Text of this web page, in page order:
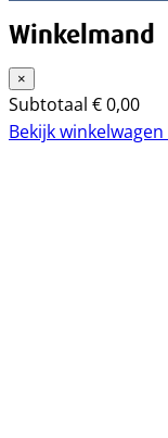
Winkelmand
×
Subtotaal €0,00
Bekijk winkelwagen